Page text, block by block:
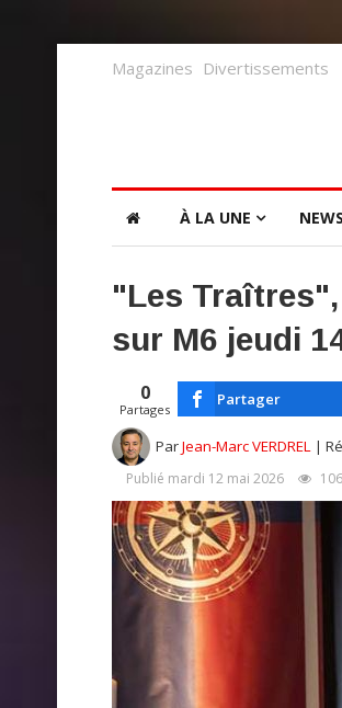
Magazines Divertissements
À LA UNE
"Les
sur M6 jeudi
0
Partages
Partager
ParJean-Marc VERDREL |
Publié mardi 12 mai 2026